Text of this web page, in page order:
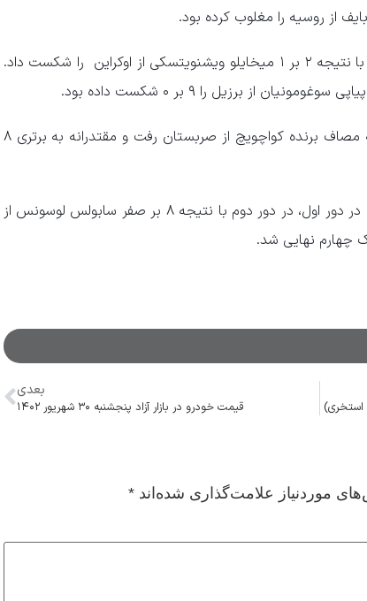
اما امین میرزازاده در دور دوم وزن ۱۳۰ کیلوگرم با نتیجه ۲ بر ۱ میخایلو ویشنویتسکی از اوکراین را شکست داد.
همچنین در وزن ۸۲ کیلوگرم علیرضا مهمدی به مصاف برنده کواچویچ از صربستان رفت و مقتدرانه به برتری ۸
در وزن ۵۵ کیلوگرم پویا دادمرز پس از استراحت در دور اول، در دور دوم با نتیجه ۸ بر صفر سابولس لوسونس از
چهارم نهایی شد.
استخری)
بعدی
قیمت خودرو در بازار آزاد پنجشنبه ۳۰ شهریور ۱۴۰۲
موردنیاز علامت‌گذاری شده‌اند *